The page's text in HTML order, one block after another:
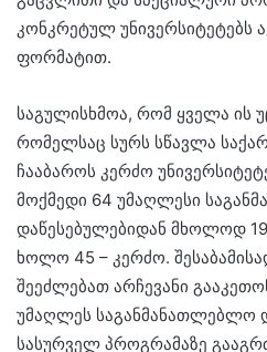
კონკრეტულ უნივერსიტეტებს
ფორმატით.
საგულისხმოა, რომ ყველა ის
რომელსაც სურს სწავლა
ჩააბაროს კერძო
მოქმედი 64 უმაღლესი
დაწესებულებიდან მხოლოდ
ხოლო 45 – კერძო.
შეეძლებათ არჩევანი
უმაღლეს საგანმანათლებლო
სასურველ პროგრამაზე